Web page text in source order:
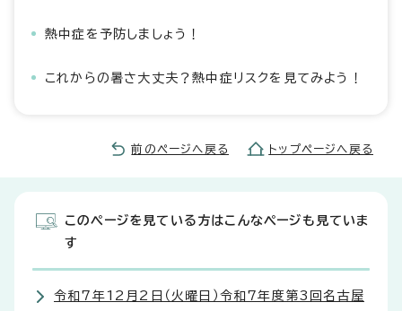
熱中症を予防しましょう！
これからの暑さ大丈夫？熱中症リスクを見てみよう！
前のページへ戻る トップページへ戻る
このページを見ている方はこんなページも見ていま
す
令和7年12月2日（火曜日）令和7年度第3回名古屋